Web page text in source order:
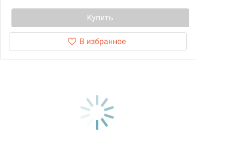
Купить
В избранное